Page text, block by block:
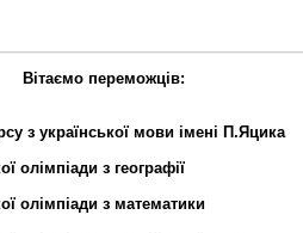
Вітаємо переможців:
з української мови імені П.Яцика
олімпіади з географії
олімпіади з математики